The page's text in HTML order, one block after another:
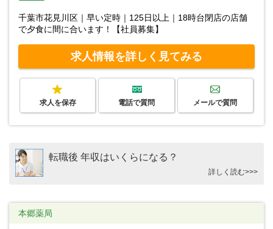
千葉市花見川区｜早い定時｜125日以上｜18時台閉店の店舗
で夕食に間に合います！【社員募集】
求人情報を詳しく見てみる
求人を保存 電話で質問 メールで質問
転職後 年収はいくらになる？
詳しく読む>>>
本郷薬局